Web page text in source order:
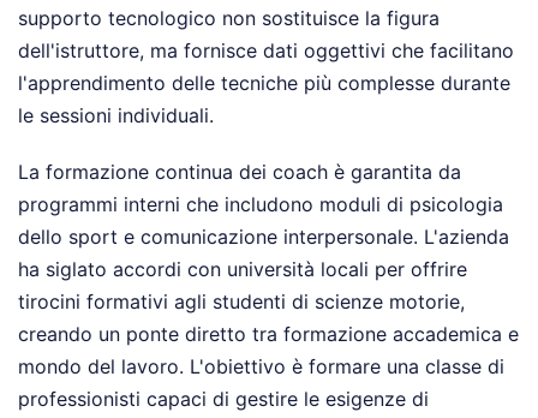
supporto tecnologico non sostituisce la figura
dell'istruttore, ma fornisce dati oggettivi che facilitano
l'apprendimento delle tecniche più complesse durante
le sessioni individuali.
La formazione continua dei coach è garantita da
programmi interni che includono moduli di psicologia
dello sport e comunicazione interpersonale. L'azienda
ha siglato accordi con università locali per offrire
tirocini formativi agli studenti di scienze motorie,
creando un ponte diretto tra formazione accademica e
mondo del lavoro. L'obiettivo è formare una classe di
professionisti capaci di gestire le esigenze di